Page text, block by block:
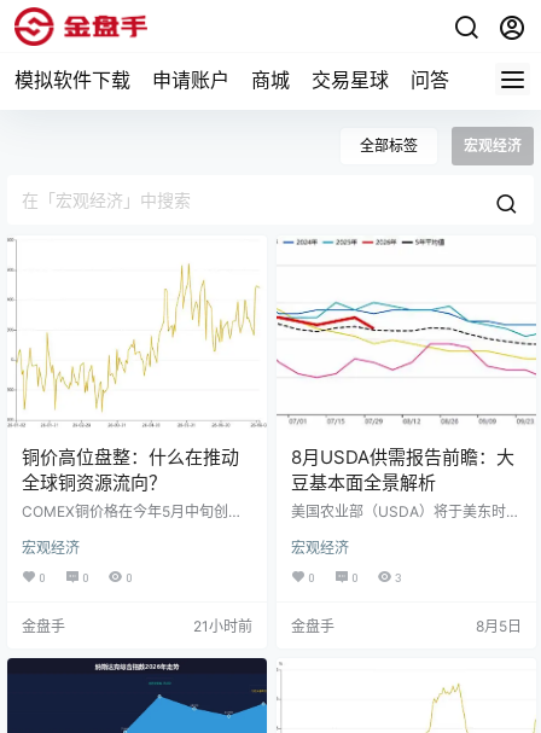
模拟软件下载 申请账户 商城 交易星球 问答 专题
全部标签 宏观经济
铜价高位盘整：什么在推动
全球铜资源流向？
COMEX铜价格在今年5月中旬创下
段，近期再次运行至相对高位。这
一价格走势反映了宏观流动性环境
与产业供需结构性变化的共同作
储在7月议息会议上维持利率不变。
会上强调通胀目标，并重申政策调
整的灵活性。在此期间，美元指数
走势趋缓。 同时，中东局势的缓和
使得此前因地缘冲突上升的国际原
宏观经济
0 0 0
金盘手 21小时前
8月USDA供需报告前瞻：大
豆基本面全景解析
美国农业部（USDA）将于美东时间
凌晨）发布8月世界农业供需估计报
告（WASDE）。 在此次报告中，美
国农业部将结合农户调查和卫星遥
单产进行客观预估，并对种植面积
新季作物的首次实质性产量预测，
因此其公布数据对芝商所（CME Gr
oup）旗下CBOT大豆期货…
宏观经济
0 0 3
金盘手 8月5日